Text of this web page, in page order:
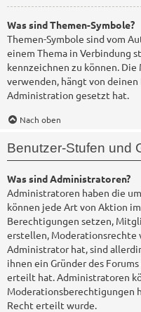
Was sind Themen-Symbole?
Themen-Symbole sind vom
einem Thema in Verbindung
kennzeichnen zu können.
verwenden, hängt von
Administration gesetzt hat.
Nach oben
Benutzer-Stufen und
Was sind Administratoren?
Administratoren haben die
können jede Art von Aktion
Berechtigungen setzen,
erstellen, Moderationsrechte
Administrator hat, sind
ihnen ein Gründer des
erteilt hat. Administratoren
Moderationsberechtigungen
Recht erteilt wurde.